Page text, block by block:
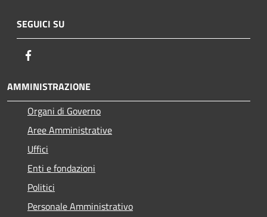
SEGUICI SU
AMMINISTRAZIONE
Organi di Governo
Aree Amministrative
Uffici
Enti e fondazioni
Politici
Personale Amministrativo